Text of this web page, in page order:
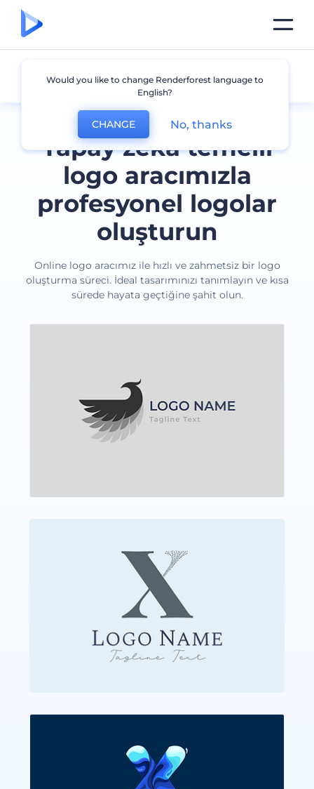
Yapay zeka temelli
logo aracımızla
profesyonel logolar
oluşturun
Online logo aracımız ile hızlı ve zahmetsiz bir logo
oluşturma süreci. İdeal tasarımınızı tanımlayın ve kısa
sürede hayata geçtiğine şahit olun.
Tüm logolar
Would you like to change Renderforest language to
English?
CHANGE No, thanks